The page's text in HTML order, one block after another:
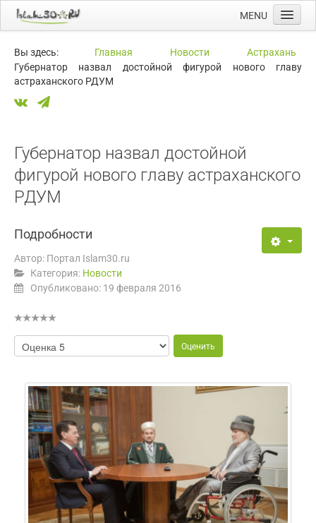
MENU
Новости
Календарь
Вы здесь: Главная Новости
Астрахань
Губернатор назвал достойной фигурой нового главу
астраханского РДУМ
Губернатор назвал достойной
фигурой нового главу астраханского
РДУМ
Подробности
Автор: Портал Islam30.ru
Категория: Новости
Опубликовано: 19 февраля 2016